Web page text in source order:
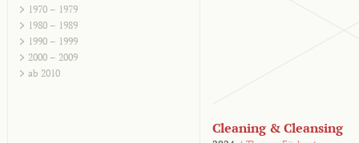
1970 – 1979
1980 – 1989
1990 – 1999
2000 – 2009
ab 2010
Cleaning & Cleansing